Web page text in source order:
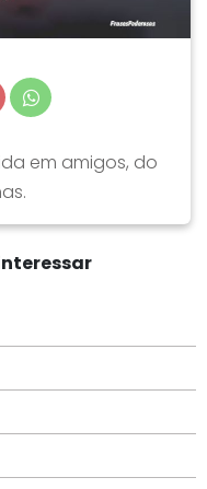
em amigos, do